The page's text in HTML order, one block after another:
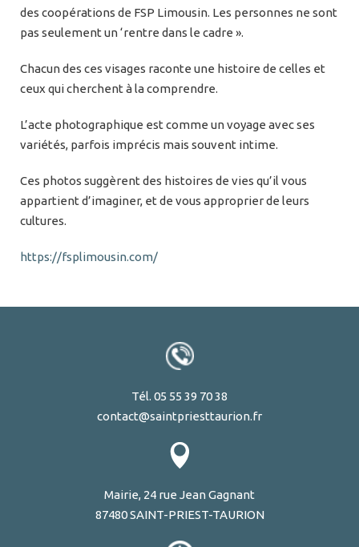
des coopérations de FSP Limousin. Les personnes ne sont
pas seulement un ‘rentre dans le cadre ».
Chacun des ces visages raconte une histoire de celles et
ceux qui cherchent à la comprendre.
L’acte photographique est comme un voyage avec ses
variétés, parfois imprécis mais souvent intime.
Ces photos suggèrent des histoires de vies qu’il vous
appartient d’imaginer, et de vous approprier de leurs
cultures.
https://fsplimousin.com/
Tél. 05 55 39 70 38
contact@saintpriesttaurion.fr
Mairie, 24 rue Jean Gagnant
87480 SAINT-PRIEST-TAURION